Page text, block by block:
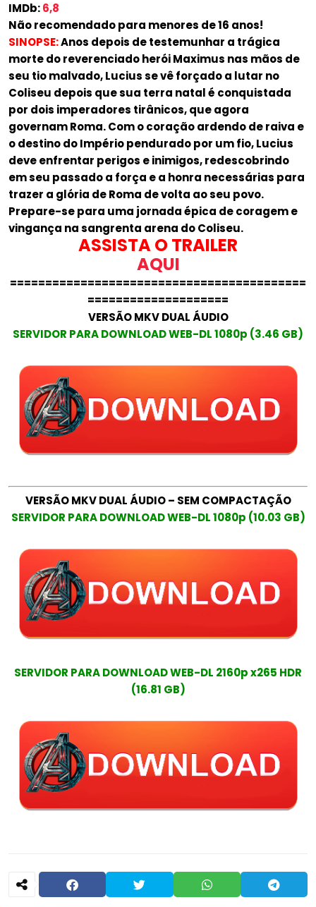
IMDb:6,8
Não recomendado para menores de 16 anos!
SINOPSE:Anos depois de testemunhar a trágica
morte do reverenciado herói Maximus nas mãos de
seu tio malvado, Lucius se vê forçado a lutar no
Coliseu depois que sua terra natal é conquistada
por dois imperadores tirânicos, que agora
governam Roma. Com o coração ardendo de raiva e
o destino do Império pendurado por um fio, Lucius
deve enfrentar perigos e inimigos, redescobrindo
em seu passado a força e a honra necessárias para
trazer a glória de Roma de volta ao seu povo.
Prepare-se para uma jornada épica de coragem e
vingança na sangrenta arena do Coliseu.
ASSISTA O TRAILER
AQUI
==========================================
====================
VERSÃO MKV DUAL ÁUDIO
SERVIDOR PARA DOWNLOAD WEB-DL 1080p (3.46 GB)
VERSÃO MKV DUAL ÁUDIO – SEM COMPACTAÇÃO
SERVIDOR PARA DOWNLOAD WEB-DL 1080p (10.03 GB)
SERVIDOR PARA DOWNLOAD WEB-DL 2160p x265 HDR
(16.81 GB)